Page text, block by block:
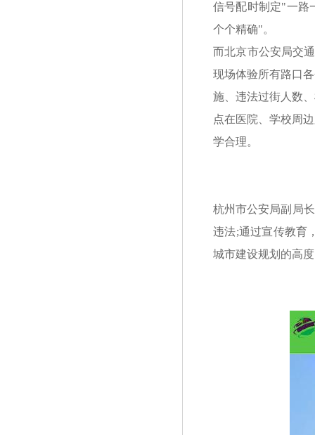
信号配时制定"一路
个个精确"。
而北京市公安局交
现场体验所有路口
施、违法过街人数
点在医院、学校周
学合理。
杭州市公安局副局
违法;通过宣传教育
城市建设规划的高